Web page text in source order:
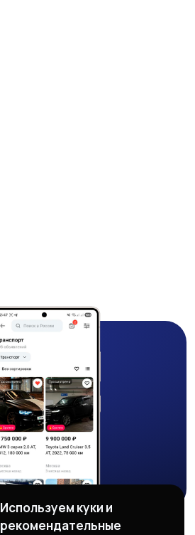
Используем куки и
рекомендательные